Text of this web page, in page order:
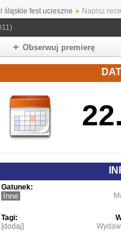
śląskie fest ucieszne » Napisz
Obserwuj premierę
Gatunek:
Inne
Tagi:
[dodaj]